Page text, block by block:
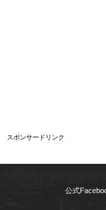
スポンサードリンク
公式